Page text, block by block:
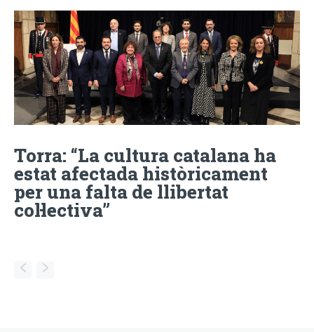
Torra: “La cultura catalana ha
estat afectada històricament
per una falta de llibertat
col·lectiva”